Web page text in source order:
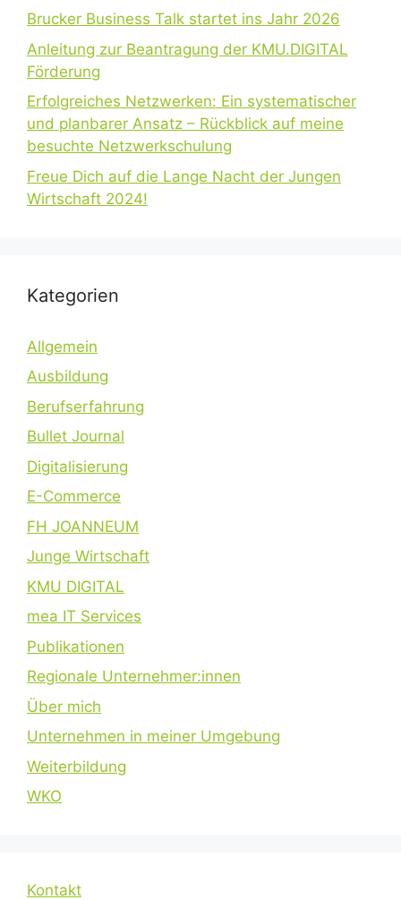
Brucker Business Talk startet ins Jahr 2026
Anleitung zur Beantragung der KMU.DIGITAL
Förderung
Erfolgreiches Netzwerken: Ein systematischer
und planbarer Ansatz – Rückblick auf meine
besuchte Netzwerkschulung
Freue Dich auf die Lange Nacht der Jungen
Wirtschaft 2024!
Kategorien
Allgemein
Ausbildung
Berufserfahrung
Bullet Journal
Digitalisierung
E-Commerce
FH JOANNEUM
Junge Wirtschaft
KMU DIGITAL
mea IT Services
Publikationen
Regionale Unternehmer:innen
Über mich
Unternehmen in meiner Umgebung
Weiterbildung
WKO
Kontakt